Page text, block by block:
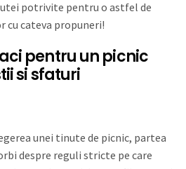
potrivite pentru o astfel de
cu cateva propuneri!
pentru un picnic
si sfaturi
unei tinute de picnic, partea
despre reguli stricte pe care